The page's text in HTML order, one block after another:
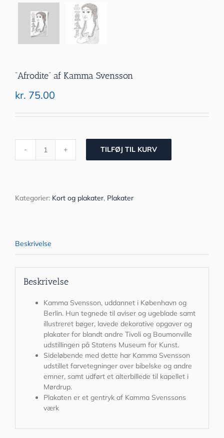
”Afrodite” af Kamma Svensson
kr. 75.00
”Afrodite”
antal
TILFØJ TIL KURV
Kategorier: Kort og plakater, Plakater
Beskrivelse
Beskrivelse
Kamma Svensson, uddannet i København og
Berlin. Hun tegnede til aviser og ugeblade samt
illustreret bøger, lavede dekorative opgaver og
plakater for blandt andre Tivoli og Boumonville
udstillingen på Statens Museum for Kunst.
Sideløbende med dette har Kamma Svensson
udstillet farvetegninger over bibelske og andre
emner, samt udført et alterbillede til kapellet i
Mørdrup.
Plakaten er et gentryk af Kamma Svenssons
værk